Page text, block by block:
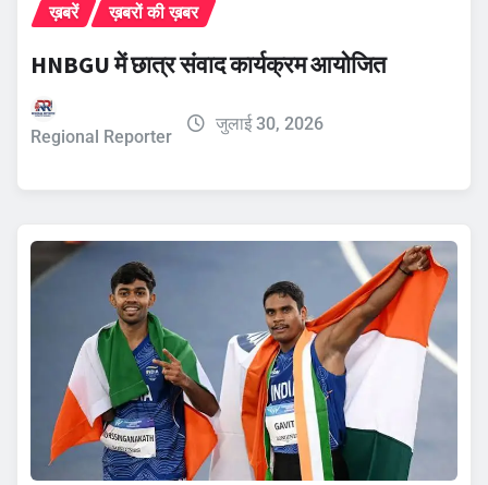
ख़बरें ख़बरों की ख़बर
HNBGU में छात्र संवाद कार्यक्रम आयोजित
Regional Reporter
जुलाई 30, 2026